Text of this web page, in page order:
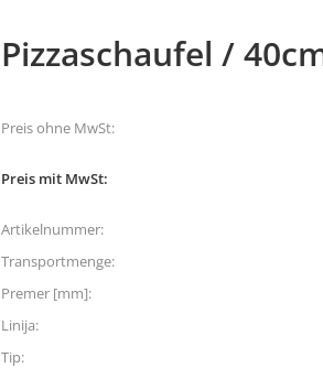
Pizzaschaufel /
Preis ohne MwSt:
Preis mit MwSt:
Artikelnummer:
Transportmenge:
Premer [mm]:
Linija:
Tip: